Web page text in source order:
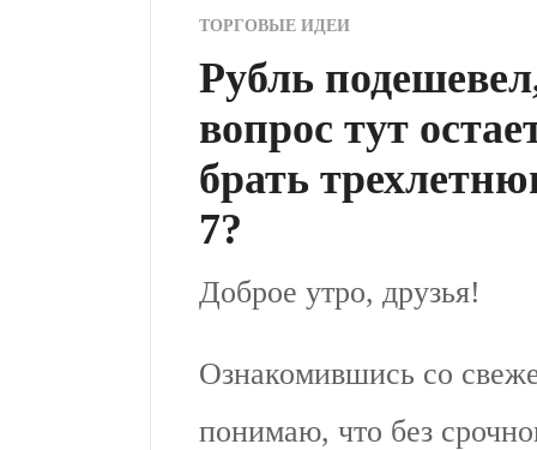
ТОРГОВЫЕ ИДЕИ
Рубль
вопрос тут
брать
7?
Доброе утро, друзья!
Ознакомившись со
понимаю, что без